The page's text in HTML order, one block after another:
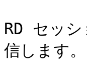
RD セッ
信します。